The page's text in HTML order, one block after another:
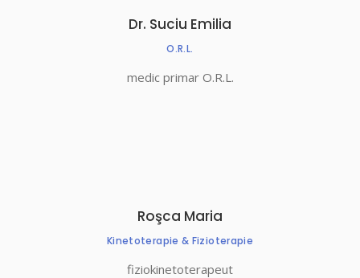
Dr. Suciu Emilia
O.R.L.
medic primar O.R.L.
Roşca Maria
Kinetoterapie & Fizioterapie
fiziokinetoterapeut